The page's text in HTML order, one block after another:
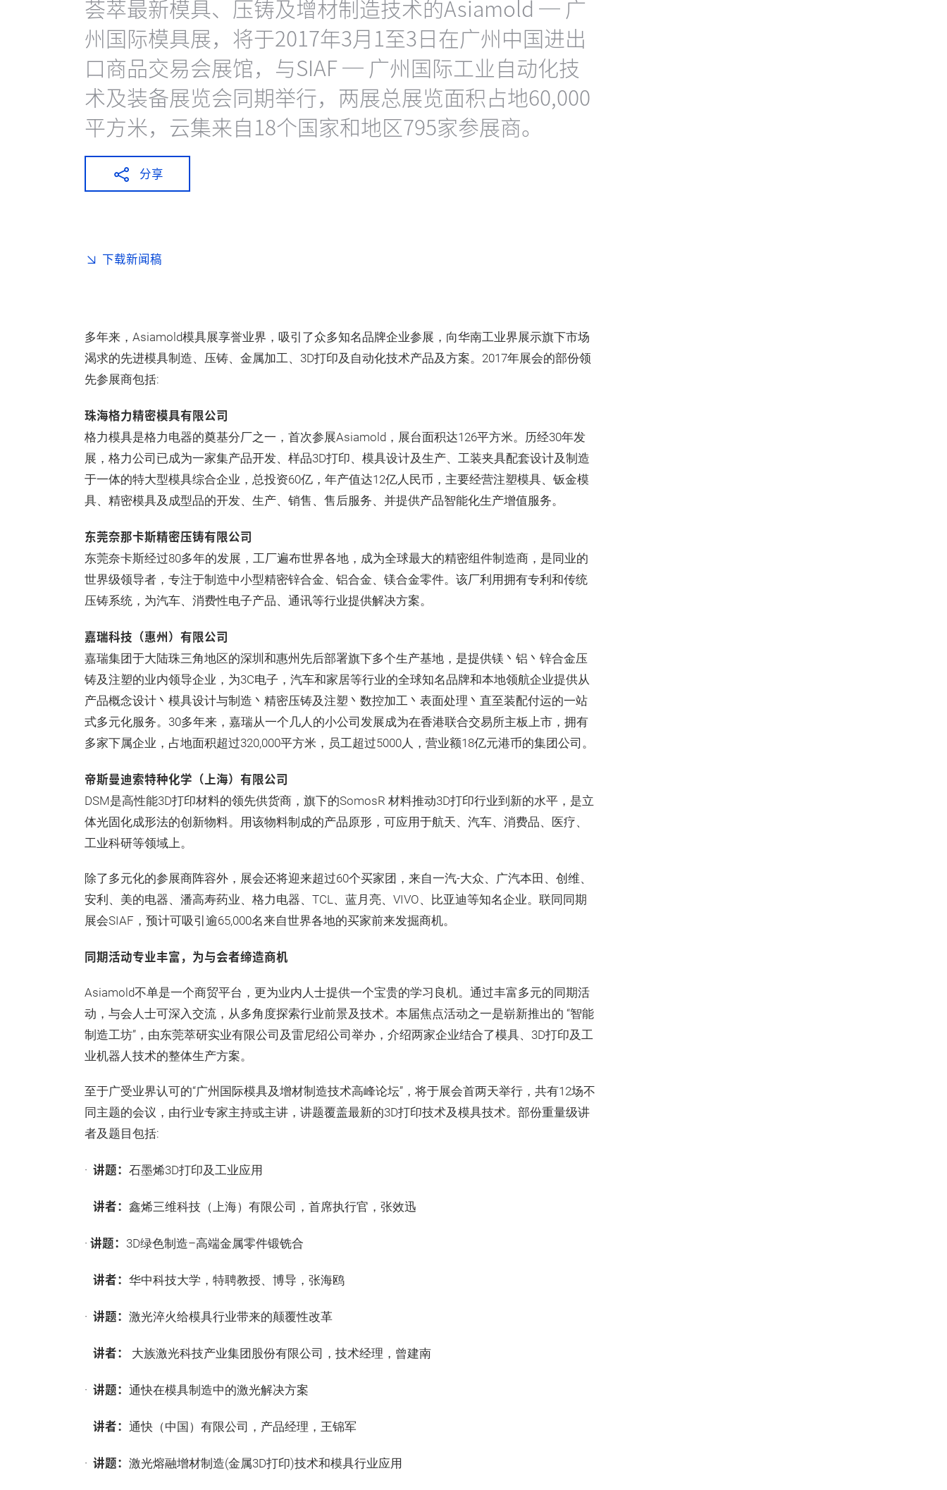
荟萃最新模具、压铸及增材制造技术的Asiamold ─ 广
州国际模具展，将于2017年3月1至3日在广州中国进出
口商品交易会展馆，与SIAF ─ 广州国际工业自动化技
术及装备展览会同期举行，两展总展览面积占地60,000
平方米，云集来自18个国家和地区795家参展商。
分享
下载新闻稿
多年来，Asiamold模具展享誉业界，吸引了众多知名品牌企业参展，向华南工业界展示旗下市场
渴求的先进模具制造、压铸、金属加工、3D打印及自动化技术产品及方案。2017年展会的部份领
先参展商包括:
珠海格力精密模具有限公司
格力模具是格力电器的奠基分厂之一，首次参展Asiamold，展台面积达126平方米。历经30年发
展，格力公司已成为一家集产品开发、样品3D打印、模具设计及生产、工装夹具配套设计及制造
于一体的特大型模具综合企业，总投资60亿，年产值达12亿人民币，主要经营注塑模具、钣金模
具、精密模具及成型品的开发、生产、销售、售后服务、并提供产品智能化生产增值服务。
东莞奈那卡斯精密压铸有限公司
东莞奈卡斯经过80多年的发展，工厂遍布世界各地，成为全球最大的精密组件制造商，是同业的
世界级领导者，专注于制造中小型精密锌合金、铝合金、镁合金零件。该厂利用拥有专利和传统
压铸系统，为汽车、消费性电子产品、通讯等行业提供解决方案。
嘉瑞科技（惠州）有限公司
嘉瑞集团于大陆珠三角地区的深圳和惠州先后部署旗下多个生产基地，是提供镁丶铝丶锌合金压
铸及注塑的业内领导企业，为3C电子，汽车和家居等行业的全球知名品牌和本地领航企业提供从
产品概念设计丶模具设计与制造丶精密压铸及注塑丶数控加工丶表面处理丶直至装配付运的一站
式多元化服务。30多年来，嘉瑞从一个几人的小公司发展成为在香港联合交易所主板上市，拥有
多家下属企业，占地面积超过320,000平方米，员工超过5000人，营业额18亿元港币的集团公司。
帝斯曼迪索特种化学（上海）有限公司
DSM是高性能3D打印材料的领先供货商，旗下的SomosR 材料推动3D打印行业到新的水平，是立
体光固化成形法的创新物料。用该物料制成的产品原形，可应用于航天、汽车、消费品、医疗、
工业科研等领域上。
除了多元化的参展商阵容外，展会还将迎来超过60个买家团，来自一汽-大众、广汽本田、创维、
安利、美的电器、潘高寿药业、格力电器、TCL、蓝月亮、VIVO、比亚迪等知名企业。联同同期
展会SIAF，预计可吸引逾65,000名来自世界各地的买家前来发掘商机。
同期活动专业丰富，为与会者缔造商机
Asiamold不单是一个商贸平台，更为业内人士提供一个宝贵的学习良机。通过丰富多元的同期活
动，与会人士可深入交流，从多角度探索行业前景及技术。本届焦点活动之一是崭新推出的 “智能
制造工坊”，由东莞萃研实业有限公司及雷尼绍公司举办，介绍两家企业结合了模具、3D打印及工
业机器人技术的整体生产方案。
至于广受业界认可的“广州国际模具及增材制造技术高峰论坛”，将于展会首两天举行，共有12场不
同主题的会议，由行业专家主持或主讲，讲题覆盖最新的3D打印技术及模具技术。部份重量级讲
者及题目包括:
· 讲题： 石墨烯3D打印及工业应用
讲者： 鑫烯三维科技（上海）有限公司，首席执行官，张效迅
· 讲题： 3D绿色制造–高端金属零件锻铣合
讲者： 华中科技大学，特聘教授、博导，张海鸥
· 讲题： 激光淬火给模具行业带来的颠覆性改革
讲者： 大族激光科技产业集团股份有限公司，技术经理，曾建南
· 讲题： 通快在模具制造中的激光解决方案
讲者： 通快（中国）有限公司，产品经理，王锦军
· 讲题： 激光熔融增材制造(金属3D打印)技术和模具行业应用